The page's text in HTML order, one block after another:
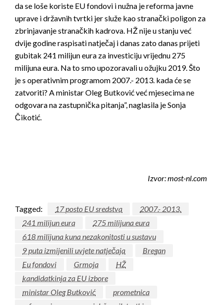
da se loše koriste EU fondovi i nužna je reforma javne
uprave i državnih tvrtki jer služe kao stranački poligon za
zbrinjavanje stranačkih kadrova. HŽ nije u stanju već
dvije godine raspisati natječaj i danas zato danas prijeti
gubitak 241 milijun eura za investiciju vrijednu 275
milijuna eura. Na to smo upozoravali u ožujku 2019. Što
je s operativnim programom 2007.- 2013. kada će se
zatvoriti? A ministar Oleg Butković već mjesecima ne
odgovara na zastupnička pitanja”, naglasila je Sonja
Čikotić.
Izvor: most-nl.com
Tagged: 17 posto EU sredstva
2007.- 2013.
241 milijun eura
275 milijuna eura
618 milijuna kuna nezakonitosti u sustavu
9 puta izmijenili uvjete natječaja
Bregan
Eu fondovi
Grmoja
HŽ
kandidatkinja za EU izbore
ministar Oleg Butković
prometnica